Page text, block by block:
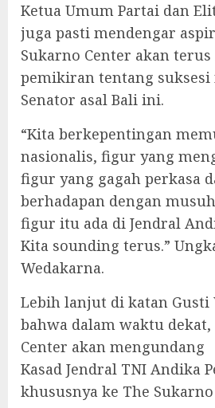
Ketua Umum Partai dan
juga pasti mendengar
Sukarno Center akan
pemikiran tentang suksesi
Senator asal Bali ini.
“Kita berkepentingan
nasionalis, figur yang
figur yang gagah perkasa
berhadapan dengan
figur itu ada di Jendral
Kita sounding terus.”
Wedakarna.
Lebih lanjut di katan Gusti
bahwa dalam waktu dekat,
Center akan mengundang
Kasad Jendral TNI Andika
khususnya ke The